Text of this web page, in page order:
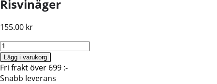
Risvinäger
155.00 kr
Ohyama
Risvinäger
500ml
mängd
Lägg i varukorg
Fri frakt över 699 :-
Snabb leverans